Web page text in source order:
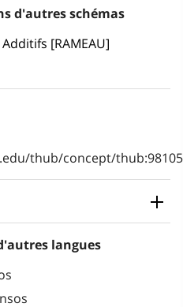
d'autres schémas
[RAMEAU]
thub/concept/
langues